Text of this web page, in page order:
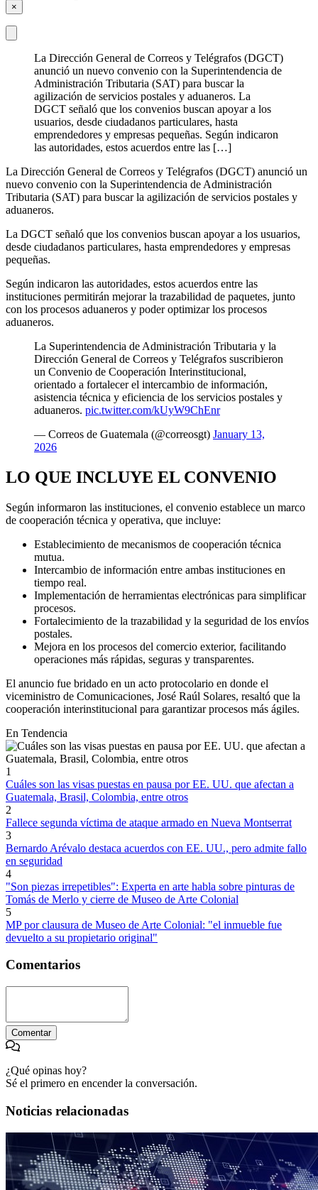
×
La Dirección General de Correos y Telégrafos (DGCT)
anunció un nuevo convenio con la Superintendencia de
Administración Tributaria (SAT) para buscar la
agilización de servicios postales y aduaneros. La
DGCT señaló que los convenios buscan apoyar a los
usuarios, desde ciudadanos particulares, hasta
emprendedores y empresas pequeñas. Según indicaron
las autoridades, estos acuerdos entre las […]
La Dirección General de Correos y Telégrafos (DGCT) anunció un
nuevo convenio con la Superintendencia de Administración
Tributaria (SAT) para buscar la agilización de servicios postales y
aduaneros.
La DGCT señaló que los convenios buscan apoyar a los usuarios,
desde ciudadanos particulares, hasta emprendedores y empresas
pequeñas.
Según indicaron las autoridades, estos acuerdos entre las
instituciones permitirán mejorar la trazabilidad de paquetes, junto
con los procesos aduaneros y poder optimizar los procesos
aduaneros.
La Superintendencia de Administración Tributaria y la
Dirección General de Correos y Telégrafos suscribieron
un Convenio de Cooperación Interinstitucional,
orientado a fortalecer el intercambio de información,
asistencia técnica y eficiencia de los servicios postales y
aduaneros. pic.twitter.com/kUyW9ChEnr
— Correos de Guatemala (@correosgt) January 13,
2026
LO QUE INCLUYE EL CONVENIO
Según informaron las instituciones, el convenio establece un marco
de cooperación técnica y operativa, que incluye:
Establecimiento de mecanismos de cooperación técnica
mutua.
Intercambio de información entre ambas instituciones en
tiempo real.
Implementación de herramientas electrónicas para simplificar
procesos.
Fortalecimiento de la trazabilidad y la seguridad de los envíos
postales.
Mejora en los procesos del comercio exterior, facilitando
operaciones más rápidas, seguras y transparentes.
El anuncio fue bridado en un acto protocolario en donde el
viceministro de Comunicaciones, José Raúl Solares, resaltó que la
cooperación interinstitucional para garantizar procesos más ágiles.
En Tendencia
1
Cuáles son las visas puestas en pausa por EE. UU. que afectan a
Guatemala, Brasil, Colombia, entre otros
2
Fallece segunda víctima de ataque armado en Nueva Montserrat
3
Bernardo Arévalo destaca acuerdos con EE. UU., pero admite fallo
en seguridad
4
"Son piezas irrepetibles": Experta en arte habla sobre pinturas de
Tomás de Merlo y cierre de Museo de Arte Colonial
5
MP por clausura de Museo de Arte Colonial: "el inmueble fue
devuelto a su propietario original"
Comentarios
Comentar
¿Qué opinas hoy?
Sé el primero en encender la conversación.
Noticias relacionadas